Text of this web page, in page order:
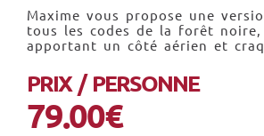
Maxime vous propose une
tous les codes de la forêt noire,
apportant un côté aérien et
PRIX / PERSONNE
79.00€